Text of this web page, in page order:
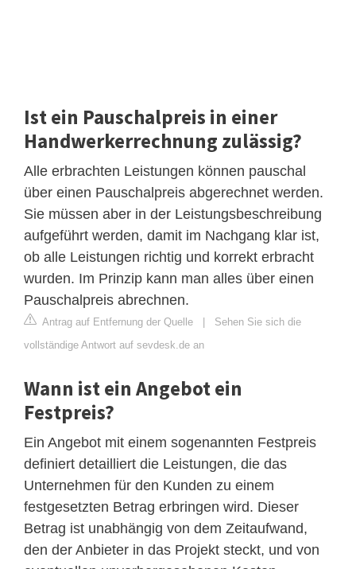
Ist ein Pauschalpreis in einer
Handwerkerrechnung zulässig?
Alle erbrachten Leistungen können pauschal
über einen Pauschalpreis abgerechnet werden.
Sie müssen aber in der Leistungsbeschreibung
aufgeführt werden, damit im Nachgang klar ist,
ob alle Leistungen richtig und korrekt erbracht
wurden. Im Prinzip kann man alles über einen
Pauschalpreis abrechnen.
Antrag auf Entfernung der Quelle | Sehen Sie sich die
vollständige Antwort auf sevdesk.de an
Wann ist ein Angebot ein
Festpreis?
Ein Angebot mit einem sogenannten Festpreis
definiert detailliert die Leistungen, die das
Unternehmen für den Kunden zu einem
festgesetzten Betrag erbringen wird. Dieser
Betrag ist unabhängig von dem Zeitaufwand,
den der Anbieter in das Projekt steckt, und von